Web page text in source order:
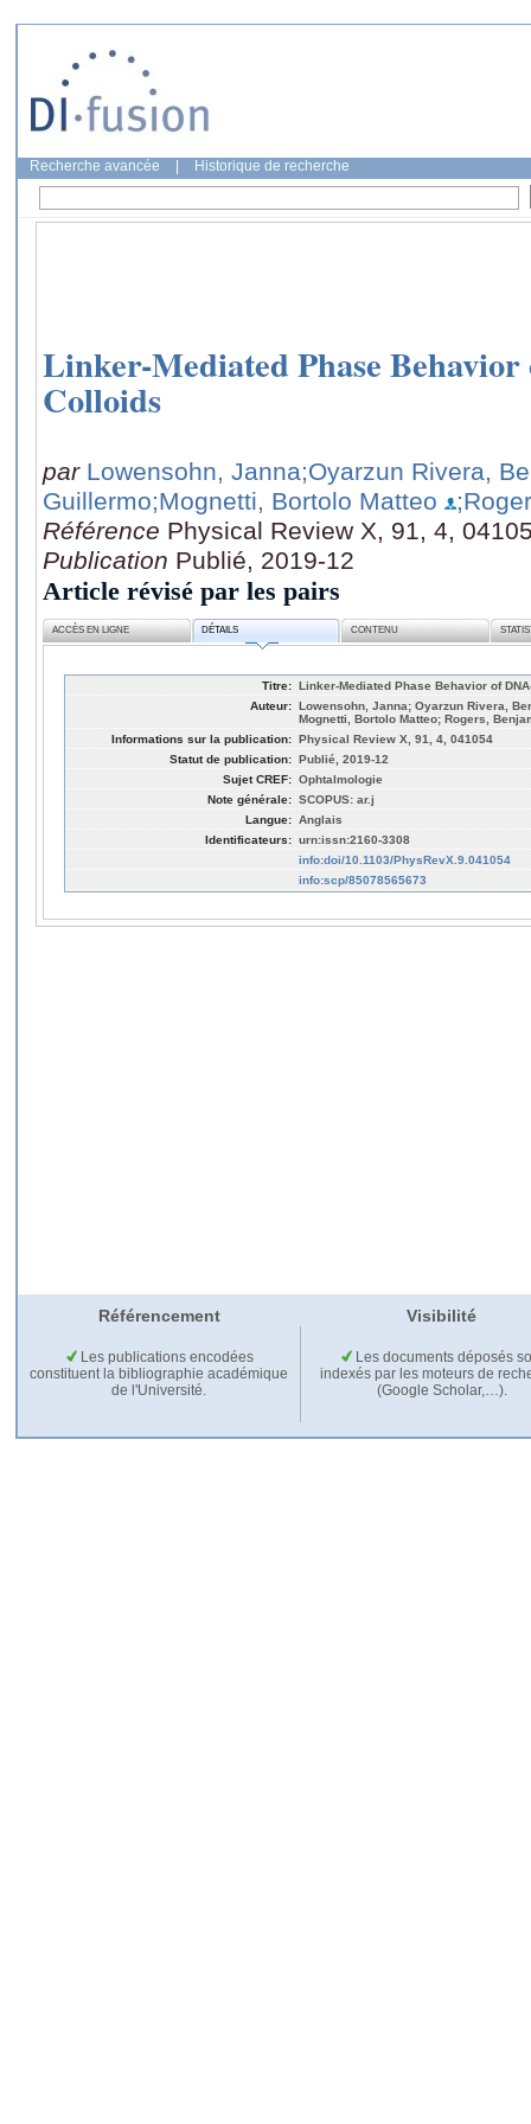
Recherche avancée Historique de recherche
Linker-Mediated Phase
Colloids
par Lowensohn, Janna;Oyarzun Rivera,
Guillermo;Mognetti, Bortolo Matteo
Référence Physical Review X, 91, 4,
Publication Publié, 2019-12
Article révisé par les pairs
ACCÈS EN LIGNE DÉTAILS CONTENU
Titre: Linker-Mediated Phase Behavior of
Auteur: Lowensohn, Janna; Oyarzun Rivera,
Mognetti, Bortolo Matteo; Rogers,
Informations sur la publication: Physical Review X, 91, 4, 041054
Statut de publication: Publié, 2019-12
Sujet CREF: Ophtalmologie
Note générale: SCOPUS: ar.j
Langue: Anglais
Identificateurs: urn:issn:2160-3308
info:doi/10.1103/PhysRevX.9.041054
info:scp/85078565673
Référencement Visibilité
Les publications encodées
constituent la bibliographie académique
de l'Université.
Les documents déposés
indexés par les moteurs de
(Google Scholar,…).